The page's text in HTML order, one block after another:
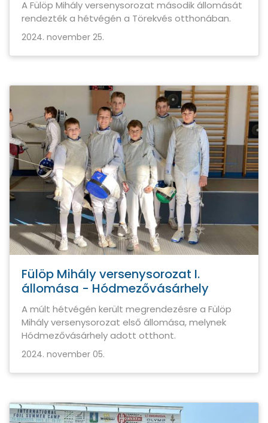
A Fülöp Mihály versenysorozat második állomását
rendezték a hétvégén a Törekvés otthonában.
2024. november 25.
Fülöp Mihály versenysorozat I.
állomása - Hódmezővásárhely
A múlt hétvégén került megrendezésre a Fülöp
Mihály versenysorozat első állomása, melynek
Hódmezővásárhely adott otthont.
2024. november 05.